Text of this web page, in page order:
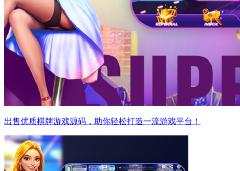
出售优质棋牌游戏源码，助你轻松打造一流游戏平台！